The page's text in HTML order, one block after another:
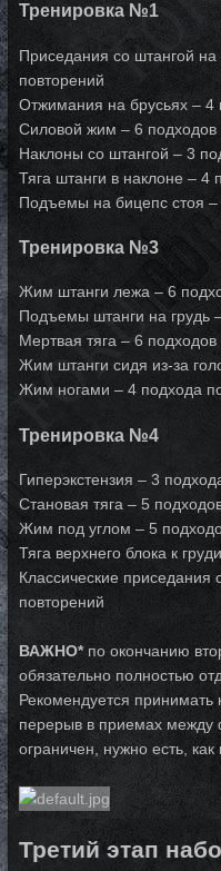
Тренировка №1
Приседания со штангой
повторений
Отжимания на брусьях – 4
Силовой жим – 6 подходов
Наклоны со штангой – 3
Тяга штанги в наклоне – 4
Подъемы на бицепс стоя
Тренировка №3
Жим штанги лежа – 6
Подъемы штанги на грудь
Мертвая тяга – 6
Жим штанги сидя из-за
Жим ногами – 4 подхода
Тренировка №4
Гиперэкстензия – 3
Становая тяга – 5
Жим под углом – 5
Тяга верхнего блока к
Классические приседания
повторений
ВАЖНО*по окончанию
обязательно полностью
Рекомендуется принимать
перерыв в приемах
ограничен, нужно есть,
Третий этап